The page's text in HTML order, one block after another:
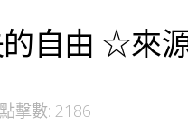
自由 ☆來
點擊數: 2186